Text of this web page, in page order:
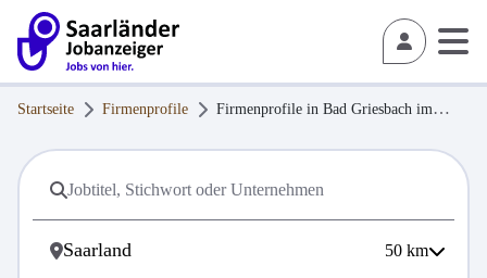
Startseite Firmenprofile Firmenprofile in Bad Griesbach im
50 km